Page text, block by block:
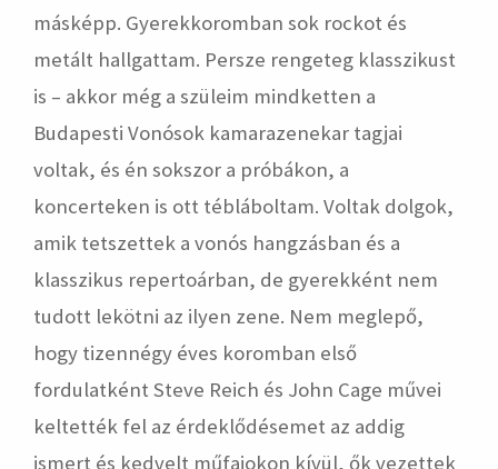
másképp. Gyerekkoromban sok rockot és
metált hallgattam. Persze rengeteg klasszikust
is – akkor még a szüleim mindketten a
Budapesti Vonósok kamarazenekar tagjai
voltak, és én sokszor a próbákon, a
koncerteken is ott tébláboltam. Voltak dolgok,
amik tetszettek a vonós hangzásban és a
klasszikus repertoárban, de gyerekként nem
tudott lekötni az ilyen zene. Nem meglepő,
hogy tizennégy éves koromban első
fordulatként Steve Reich és John Cage művei
keltették fel az érdeklődésemet az addig
ismert és kedvelt műfajokon kívül, ők vezettek